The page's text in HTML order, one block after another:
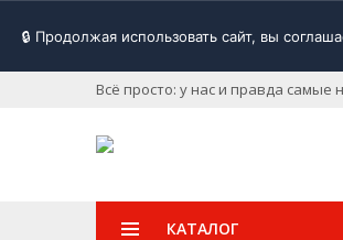
🔒 Продолжая использовать сайт, вы
Всё просто: у нас и правда самые
КАТАЛОГ